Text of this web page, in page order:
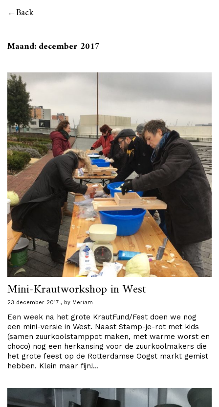
Back
Maand:december 2017
Mini-Krautworkshop in West
23 december 2017 by Meriam
Een week na het grote KrautFund/Fest doen we nog
een mini-versie in West. Naast Stamp-je-rot met kids
(samen zuurkoolstamppot maken, met warme worst en
choco) nog een herkansing voor de zuurkoolmakers die
het grote feest op de Rotterdamse Oogst markt gemist
hebben. Klein maar fijn!…